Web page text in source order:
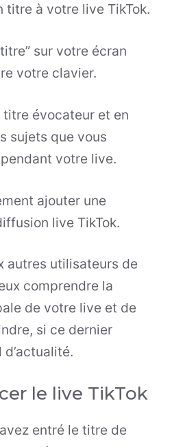
titre à votre live TikTok.
sur votre écran
votre clavier.
évocateur et en
sujets que vous
votre live.
ajouter une
live TikTok.
autres utilisateurs de
comprendre la
de votre live et de
si ce dernier
le live TikTok
entré le titre de